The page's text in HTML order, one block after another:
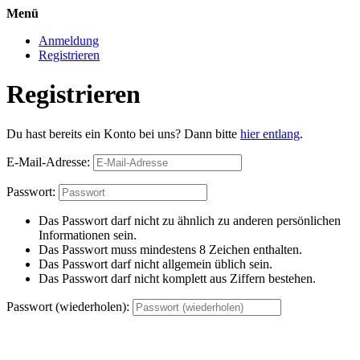
Menü
Anmeldung
Registrieren
Registrieren
Du hast bereits ein Konto bei uns? Dann bitte hier entlang.
E-Mail-Adresse:
Passwort:
Das Passwort darf nicht zu ähnlich zu anderen persönlichen
Informationen sein.
Das Passwort muss mindestens 8 Zeichen enthalten.
Das Passwort darf nicht allgemein üblich sein.
Das Passwort darf nicht komplett aus Ziffern bestehen.
Passwort (wiederholen):